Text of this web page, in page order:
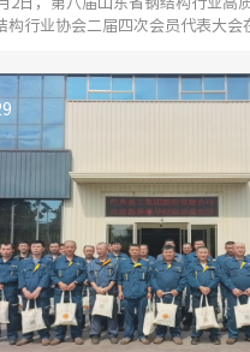
构行业协会二届四次会员代表大会
师、住建领域领导、行业协会专家
共话钢结构产业高质量发展新图景。